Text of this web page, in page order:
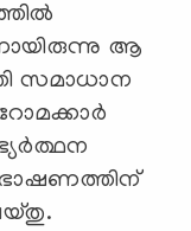
ആ
സമാധാന